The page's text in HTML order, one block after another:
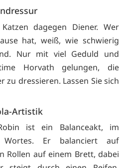
dagegen Diener. Wer
hat, weiß, wie schwierig
Nur mit viel Geduld und
Horvath gelungen, die
zu dressieren. Lassen Sie sich
Artistik
ist ein Balanceakt, im
Er balanciert auf
Rollen auf einem Brett, dabei